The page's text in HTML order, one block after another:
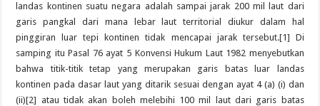
landas kontinen suatu negara adalah sampai jarak 200 mil laut dari
garis pangkal dari mana lebar laut territorial diukur dalam hal
pinggiran luar tepi kontinen tidak mencapai jarak tersebut.[1] Di
samping itu Pasal 76 ayat 5 Konvensi Hukum Laut 1982 menyebutkan
bahwa titik-titik tetap yang merupakan garis batas luar landas
kontinen pada dasar laut yang ditarik sesuai dengan ayat 4 (a) (i) dan
(ii)[2] atau tidak akan boleh melebihi 100 mil laut dari garis batas